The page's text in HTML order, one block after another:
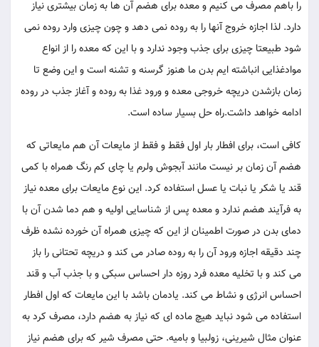
را باهم مصرف می کنیم و معده برای هضم آن ها به زمان بیشتری نیاز
دارد. لذا اجازه خروج آنها را به روده نمی دهد و چون چیزی وارد روده نمی
شود طبیعتا چیزی برای جذب وجود ندارد و با این که معده را از انواع
موادغذایی انباشته ایم بدن ما هنوز گرسنه و تشنه است و این وضع تا
زمان بازشدن دریچه خروجی معده و ورود غذا به روده و آغاز جذب در روده
ادامه خواهد داشت.راه حل بسیار ساده است.
کافی است، برای افطار بار اول فقط و فقط از مایعات آن هم مایعاتی که
هضم آن زمان بر نیست مانند آبجوش ولرم یا چای کم رنگ همراه با کمی
قند یا شکر یا نبات یا عسل استفاده کرد. این نوع مایعات برای معده نیاز
به فرآیند هضم ندارد و معده پس از شناسایی اولیه و هم دما شدن آن با
دمای بدن در صورت اطمینان از این که چیزی همراه آن خورده نشده ظرف
چند دقیقه اجازه ورود آن را به روده صادر می کند و دریچه تحتانی را باز
می کند و با تخلیه معده فرد روزه دار احساس سبکی و با جذب آب و قند
احساس انرژی و نشاط می کند. یادمان باشد با این مایعات که اول افطار
استفاده می شود نباید هیچ ماده ای که نیاز به هضم دارد، مصرف کرد به
عنوان مثال شیرینی، زولبیا و بامیه. حتی مصرف شیر که برای هضم نیاز